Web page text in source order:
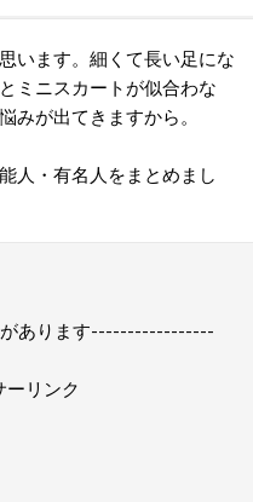
います。細くて長い足にな
ミニスカートが似合わな
みが出てきますから。
人・有名人をまとめまし
あります-----------------
ーリンク